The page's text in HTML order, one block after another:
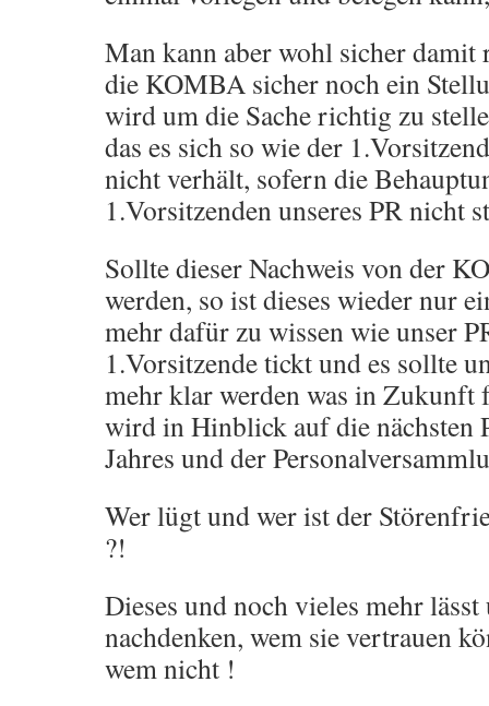
Man kann aber wohl sicher damit
die KOMBA sicher noch ein
wird um die Sache richtig zu
das es sich so wie der
nicht verhält, sofern die
1.Vorsitzenden unseres PR nicht
Sollte dieser Nachweis von der
werden, so ist dieses wieder nur
mehr dafür zu wissen wie unser
1.Vorsitzende tickt und es sollte
mehr klar werden was in Zukunft
wird in Hinblick auf die nächsten
Jahres und der
Wer lügt und wer ist der
?!
Dieses und noch vieles mehr
nachdenken, wem sie vertrauen
wem nicht !